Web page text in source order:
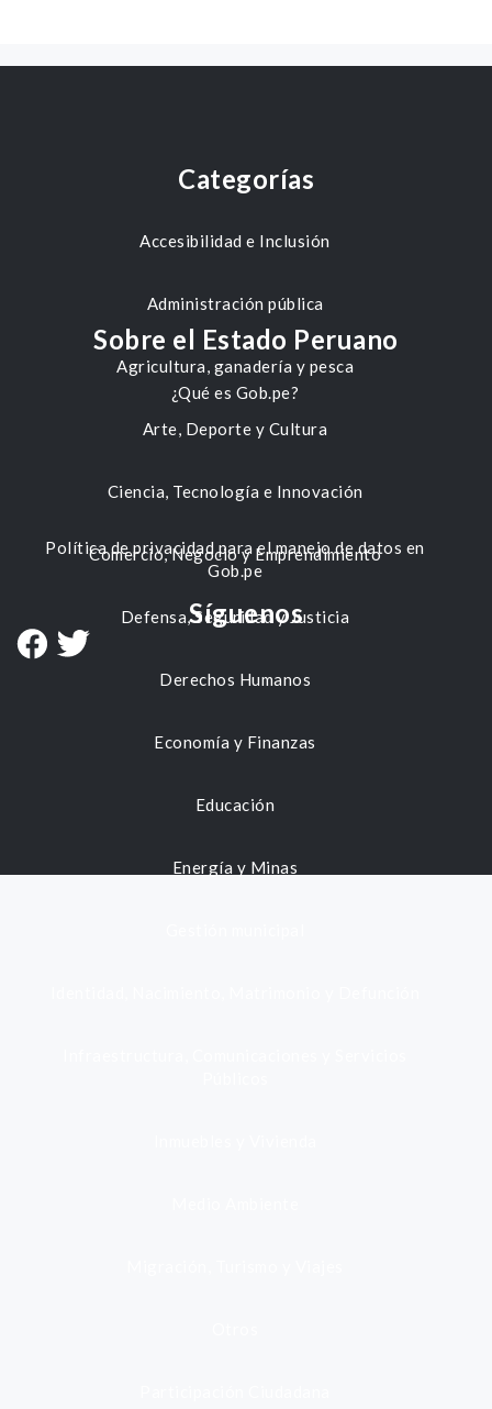
Categorías
Accesibilidad e Inclusión
Administración pública
Agricultura, ganadería y pesca
Arte, Deporte y Cultura
Ciencia, Tecnología e Innovación
Comercio, Negocio y Emprendimiento
Defensa, Seguridad y Justicia
Derechos Humanos
Economía y Finanzas
Educación
Energía y Minas
Sobre el Estado Peruano
¿Qué es Gob.pe?
Política de privacidad para el manejo de datos en
Gob.pe
Síguenos